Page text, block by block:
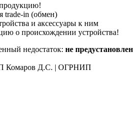
trade-in (обмен)
и аксессуары к ним
о происхождении устройства!
недостаток: не предустановлен
Комаров Д.С. | ОГРНИП